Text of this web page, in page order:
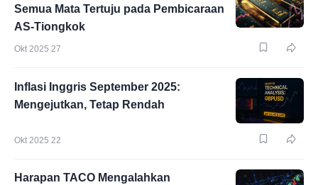
Semua Mata Tertuju pada Pembicaraan
AS-Tiongkok
Okt 2025 27
Inflasi Inggris September 2025:
Mengejutkan, Tetap Rendah
Okt 2025 22
Harapan TACO Mengalahkan